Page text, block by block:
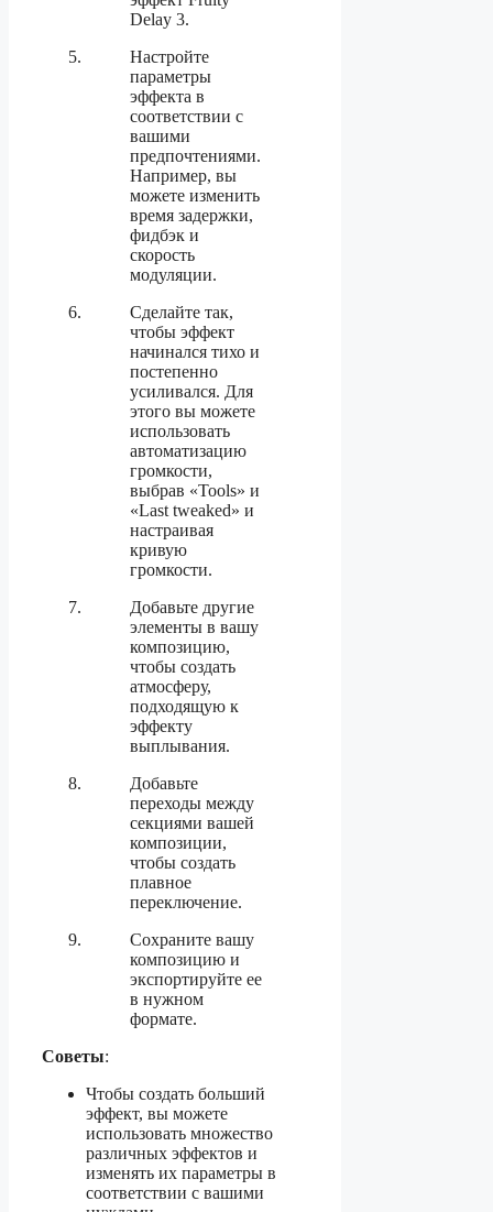
Delay 3.
Настройте
параметры
эффекта в
соответствии с
вашими
предпочтениями.
Например, вы
можете изменить
время задержки,
фидбэк и
скорость
модуляции.
Сделайте так,
чтобы эффект
начинался тихо и
постепенно
усиливался. Для
этого вы можете
использовать
автоматизацию
громкости,
выбрав «Tools» и
«Last tweaked» и
настраивая
кривую
громкости.
Добавьте другие
элементы в вашу
композицию,
чтобы создать
атмосферу,
подходящую к
эффекту
выплывания.
Добавьте
переходы между
секциями вашей
композиции,
чтобы создать
плавное
переключение.
Сохраните вашу
композицию и
экспортируйте ее
в нужном
формате.
Советы:
Чтобы создать больший
эффект, вы можете
использовать множество
различных эффектов и
изменять их параметры в
соответствии с вашими